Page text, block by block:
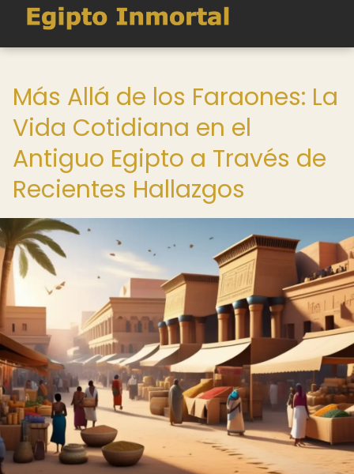
Más Allá de los Faraones: La
Vida Cotidiana en el
Antiguo Egipto a Través de
Recientes Hallazgos